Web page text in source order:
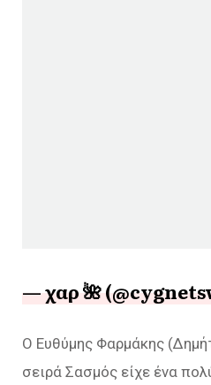
— χαρ 🌺
Ο Ευθύμης Φαρμάκης
σειρά Σασμός είχε ένα